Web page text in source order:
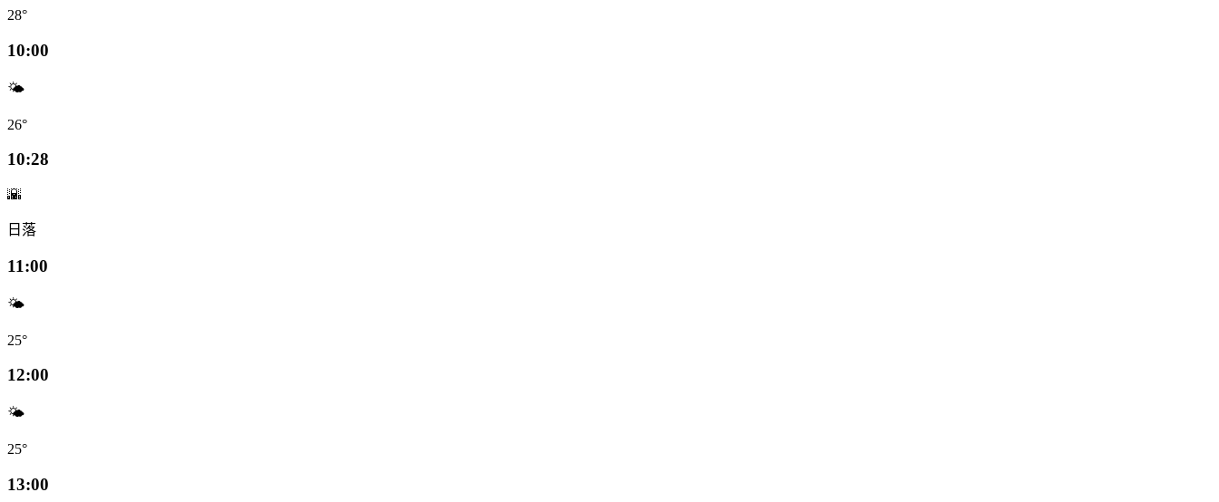
28°
10:00
🌤️
26°
10:28
🌇
日落
11:00
🌤️
25°
12:00
🌤️
25°
13:00